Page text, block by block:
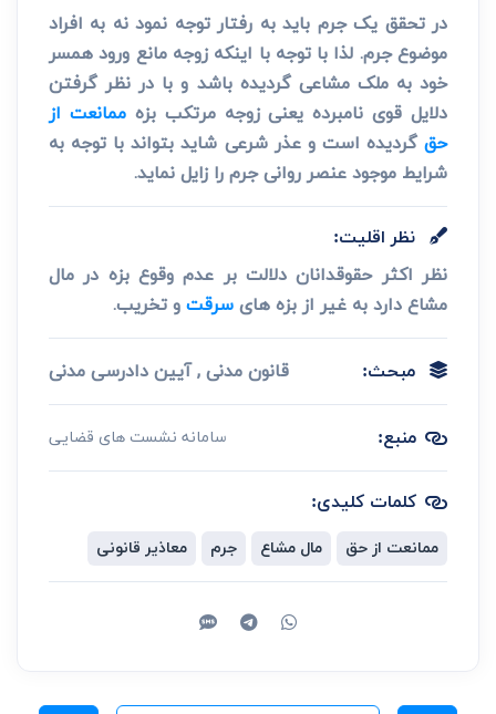
در تحقق یک جرم باید به رفتار توجه نمود نه به افراد
موضوع جرم. لذا با توجه با اینکه زوجه مانع ورود همسر
خود به ملک مشاعی گردیده باشد و با در نظر گرفتن
دلایل قوی نامبرده یعنی زوجه مرتکب بزهممانعت از
حق گردیده است و عذر شرعی شاید بتواند با توجه به
شرایط موجود عنصر روانی جرم را زایل نماید.
نظر اقلیت:
نظر اکثر حقوقدانان دلالت بر عدم وقوع بزه در مال
مشاع دارد به غیر از بزه هایسرقتو تخریب.
مبحث: قانون مدنی , آیین دادرسی مدنی
منبع: سامانه نشست های قضایی
کلمات کلیدی:
ممانعت از حق مال مشاع جرم معاذیر قانونی